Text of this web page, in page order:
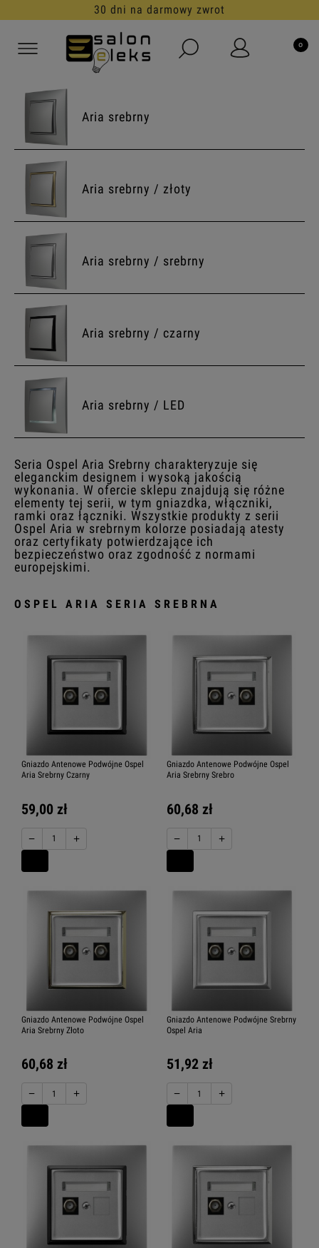
30 dni na darmowy zwrot
Aria srebrny
Aria srebrny / złoty
Aria srebrny / srebrny
Aria srebrny / czarny
Aria srebrny / LED
Seria Ospel Aria Srebrny charakteryzuje się
eleganckim designem i wysoką jakością
wykonania. W ofercie sklepu znajdują się różne
elementy tej serii, w tym gniazdka, włączniki,
ramki oraz łączniki. Wszystkie produkty z serii
Ospel Aria w srebrnym kolorze posiadają atesty
oraz certyfikaty potwierdzające ich
bezpieczeństwo oraz zgodność z normami
europejskimi.
OSPEL ARIA SERIA SREBRNA
Gniazdo Antenowe Podwójne Ospel
Aria Srebrny Czarny
59,00 zł
− +
Gniazdo Antenowe Podwójne Ospel
Aria Srebrny Srebro
60,68 zł
− +
Gniazdo Antenowe Podwójne Ospel
Aria Srebrny Złoto
60,68 zł
− +
Gniazdo Antenowe Podwójne Srebrny
Ospel Aria
51,92 zł
− +